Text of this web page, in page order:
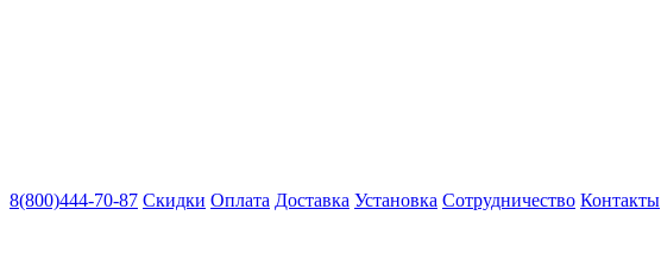
8(800)444-70-87 Скидки Оплата Доставка Установка Сотрудничество Контакты